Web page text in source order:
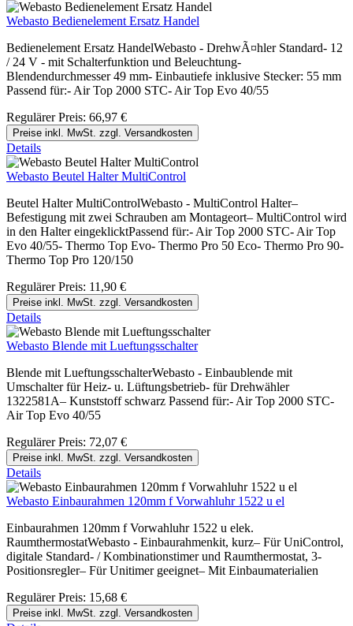
Webasto Bedienelement Ersatz Handel
Bedienelement Ersatz HandelWebasto - DrehwÃ¤hler Standard- 12
/ 24 V - mit Schalterfunktion und Beleuchtung-
Blendendurchmesser 49 mm- Einbautiefe inklusive Stecker: 55 mm
Passend für:- Air Top 2000 STC- Air Top Evo 40/55
Regulärer Preis: 66,97 €
Preise inkl. MwSt. zzgl. Versandkosten
Details
Webasto Beutel Halter MultiControl
Beutel Halter MultiControlWebasto - MultiControl Halter–
Befestigung mit zwei Schrauben am Montageort– MultiControl wird
in den Halter eingeklicktPassend für:- Air Top 2000 STC- Air Top
Evo 40/55- Thermo Top Evo- Thermo Pro 50 Eco- Thermo Pro 90-
Thermo Top Pro 120/150
Regulärer Preis: 11,90 €
Preise inkl. MwSt. zzgl. Versandkosten
Details
Webasto Blende mit Lueftungsschalter
Blende mit LueftungsschalterWebasto - Einbaublende mit
Umschalter für Heiz- u. Lüftungsbetrieb- für Drehwähler
1322581A– Kunststoff schwarz Passend für:- Air Top 2000 STC-
Air Top Evo 40/55
Regulärer Preis: 72,07 €
Preise inkl. MwSt. zzgl. Versandkosten
Details
Webasto Einbaurahmen 120mm f Vorwahluhr 1522 u el
Einbaurahmen 120mm f Vorwahluhr 1522 u elek.
RaumthermostatWebasto - Einbaurahmenkit, kurz– Für UniControl,
digitale Standard- / Kombinationstimer und Raumthermostat, 3-
Positionsregler– Für Unitimer geeignet– Mit Einbaumaterialien
Regulärer Preis: 15,68 €
Preise inkl. MwSt. zzgl. Versandkosten